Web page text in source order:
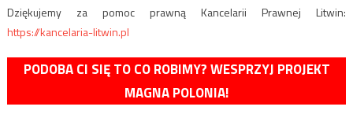
Dziękujemy za pomoc prawną Kancelarii Prawnej Litwin:
https://kancelaria-litwin.pl
PODOBA CI SIĘ TO CO ROBIMY? WESPRZYJ PROJEKT
MAGNA POLONIA!